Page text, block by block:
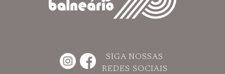
SIGA NOSSAS
REDES SOCIAIS